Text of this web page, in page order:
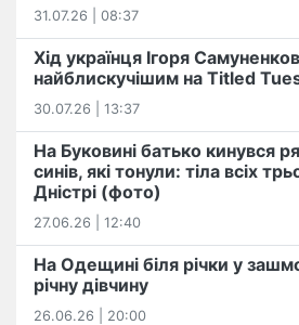
31.07.26 | 08:37
Хід українця Ігоря
найблискучішим на Titled
30.07.26 | 13:37
На Буковині батько кинувся
синів, які тонули: тіла всіх
Дністрі (фото)
27.06.26 | 12:40
На Одещині біля річки у
річну дівчину
26.06.26 | 20:00